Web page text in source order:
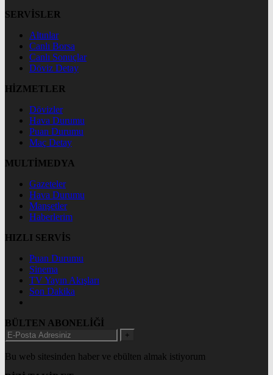
SERVİSLER
Altınlar
Canlı Borsa
Canlı Sonuçlar
Döviz Detay
HİZMETLER
Dövizler
Hava Durumu
Puan Durumu
Maç Detay
MULTİMEDYA
Gazeteler
Hava Durumu
Manşetler
Haberlerim
HIZLI SERVİS
Puan Durumu
Sinema
TV Yayın Akışları
Son Dakika
BÜLTEN ABONELİĞİ
+
Bu web sitesinden haber ve ebülten almak istiyorum